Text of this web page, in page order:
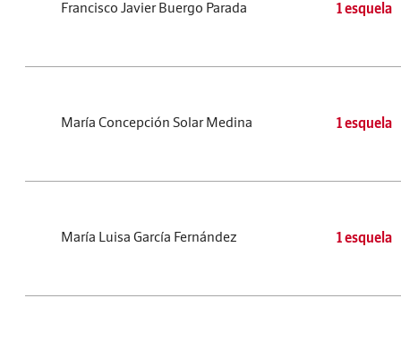
Francisco Javier Buergo Parada 1 esquela
María Concepción Solar Medina 1 esquela
María Luisa García Fernández 1 esquela